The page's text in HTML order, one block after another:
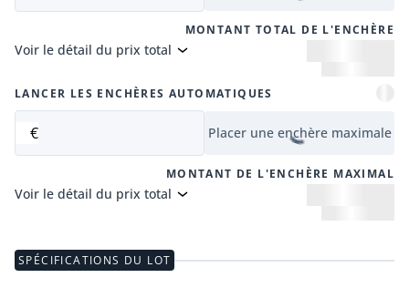
MONTANT TOTAL DE L'ENCHÈRE
Voir le détail du prix total
LANCER LES ENCHÈRES AUTOMATIQUES
€ Placer une enchère maximale
MONTANT DE L'ENCHÈRE MAXIMAL
Voir le détail du prix total
SPÉCIFICATIONS DU LOT